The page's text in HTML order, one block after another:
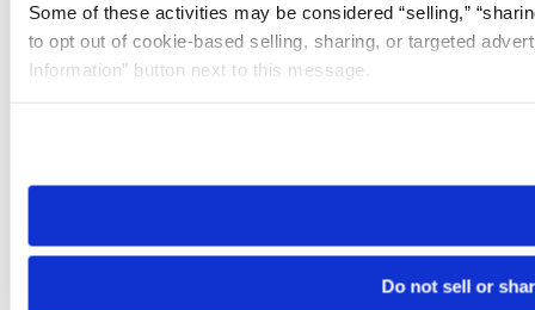
Some of these activities may be considered “selling,”
to opt out of cookie-based selling, sharing, or targeted
Information” button next to this message.
need to be set again.
Do not sell or